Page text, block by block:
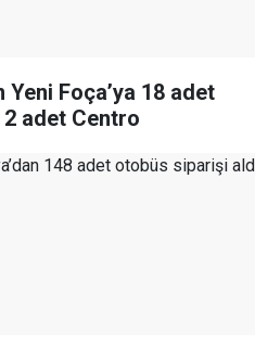
Yeni Foça’ya 18 adet
2 adet Centro